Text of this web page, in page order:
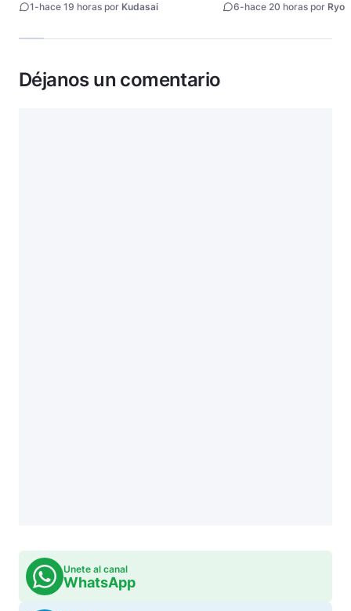
1-hace 19 horas por Kudasai 6-hace 20 horas por Ryo
Déjanos un comentario
Unete al canal
WhatsApp